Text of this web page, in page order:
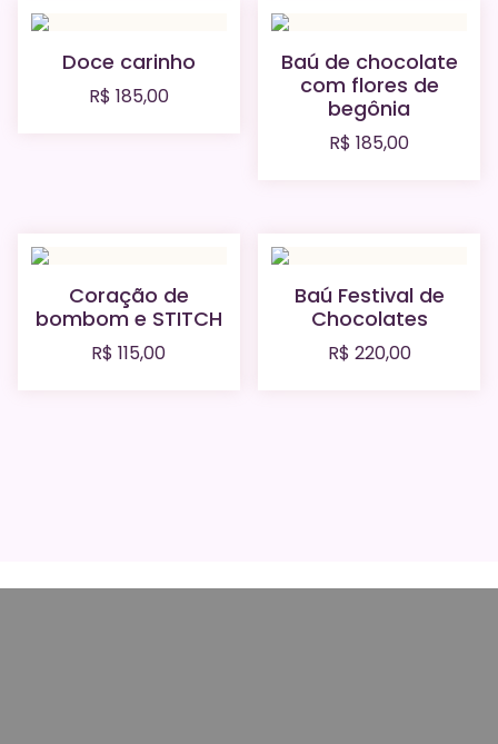
Doce carinho
R$ 185,00
Baú de chocolate
com flores de
begônia
R$ 185,00
Coração de
bombom e STITCH
R$ 115,00
Baú Festival de
Chocolates
R$ 220,00